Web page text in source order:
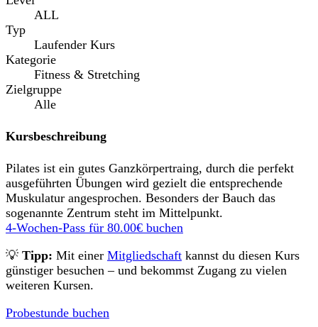
ALL
Typ
Laufender Kurs
Kategorie
Fitness & Stretching
Zielgruppe
Alle
Kursbeschreibung
Pilates ist ein gutes Ganzkörpertraing, durch die perfekt
ausgeführten Übungen wird gezielt die entsprechende
Muskulatur angesprochen. Besonders der Bauch das
sogenannte Zentrum steht im Mittelpunkt.
4-Wochen-Pass für 80.00€ buchen
💡 Tipp: Mit einer Mitgliedschaft kannst du diesen Kurs
günstiger besuchen – und bekommst Zugang zu vielen
weiteren Kursen.
Probestunde buchen